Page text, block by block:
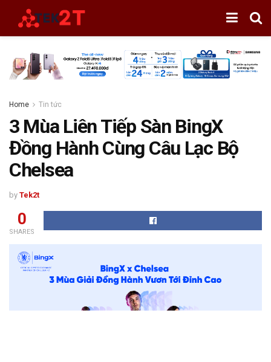
Home Tin tức
3 Mùa Liên Tiếp Sàn BingX
Đồng Hành Cùng Câu Lạc Bộ
Chelsea
by Tek2t
0
SHARES